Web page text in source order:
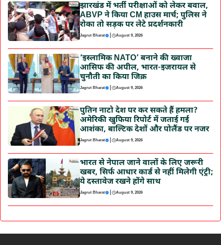
झारखंड में भर्ती परीक्षाओं को लेकर बवाल,
ABVP ने किया CM हाउस मार्च; पुलिस ने
रोका तो सड़क पर लेटे प्रदर्शनकारी
Jagrut Bharat | August 9, 2026
‘इस्लामिक NATO’ बनाने की ख्वाजा
आसिफ की अपील, भारत-इजरायल से
चुनौती का किया जिक्र
Jagrut Bharat | August 9, 2026
पुतिन नाटो देश पर कर सकते हैं हमला?
अमेरिकी खुफिया रिपोर्ट में जताई गई
आशंका, बाल्टिक देशों और पोलैंड पर नजर
Jagrut Bharat | August 9, 2026
भारत से नेपाल जाने वालों के लिए जरूरी
खबर, सिर्फ आधार कार्ड से नहीं मिलेगी एंट्री;
ये दस्तावेज रखने होंगे साथ
Jagrut Bharat | August 9, 2026